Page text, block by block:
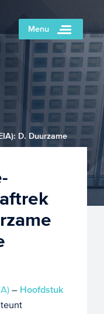
Menu
D. Duurzame
– Hoofdstuk